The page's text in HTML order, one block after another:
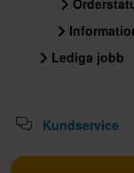
Lediga jobb
Kundservice